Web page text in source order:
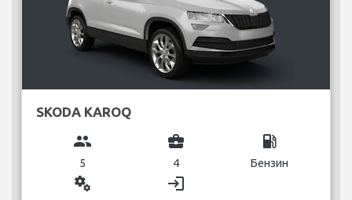
SKODA KAROQ
group
5
business_center
4
local_gas_station
Бензин
miscellaneous_services login